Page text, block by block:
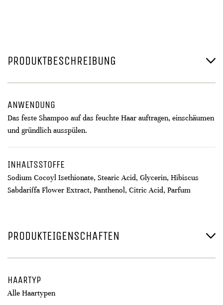
PRODUKTBESCHREIBUNG
ANWENDUNG
Das feste Shampoo auf das feuchte Haar auftragen, einschäumen
und gründlich ausspülen.
INHALTSSTOFFE
Sodium Cocoyl Isethionate, Stearic Acid, Glycerin, Hibiscus
Sabdariffa Flower Extract, Panthenol, Citric Acid, Parfum
PRODUKTEIGENSCHAFTEN
HAARTYP
Alle Haartypen